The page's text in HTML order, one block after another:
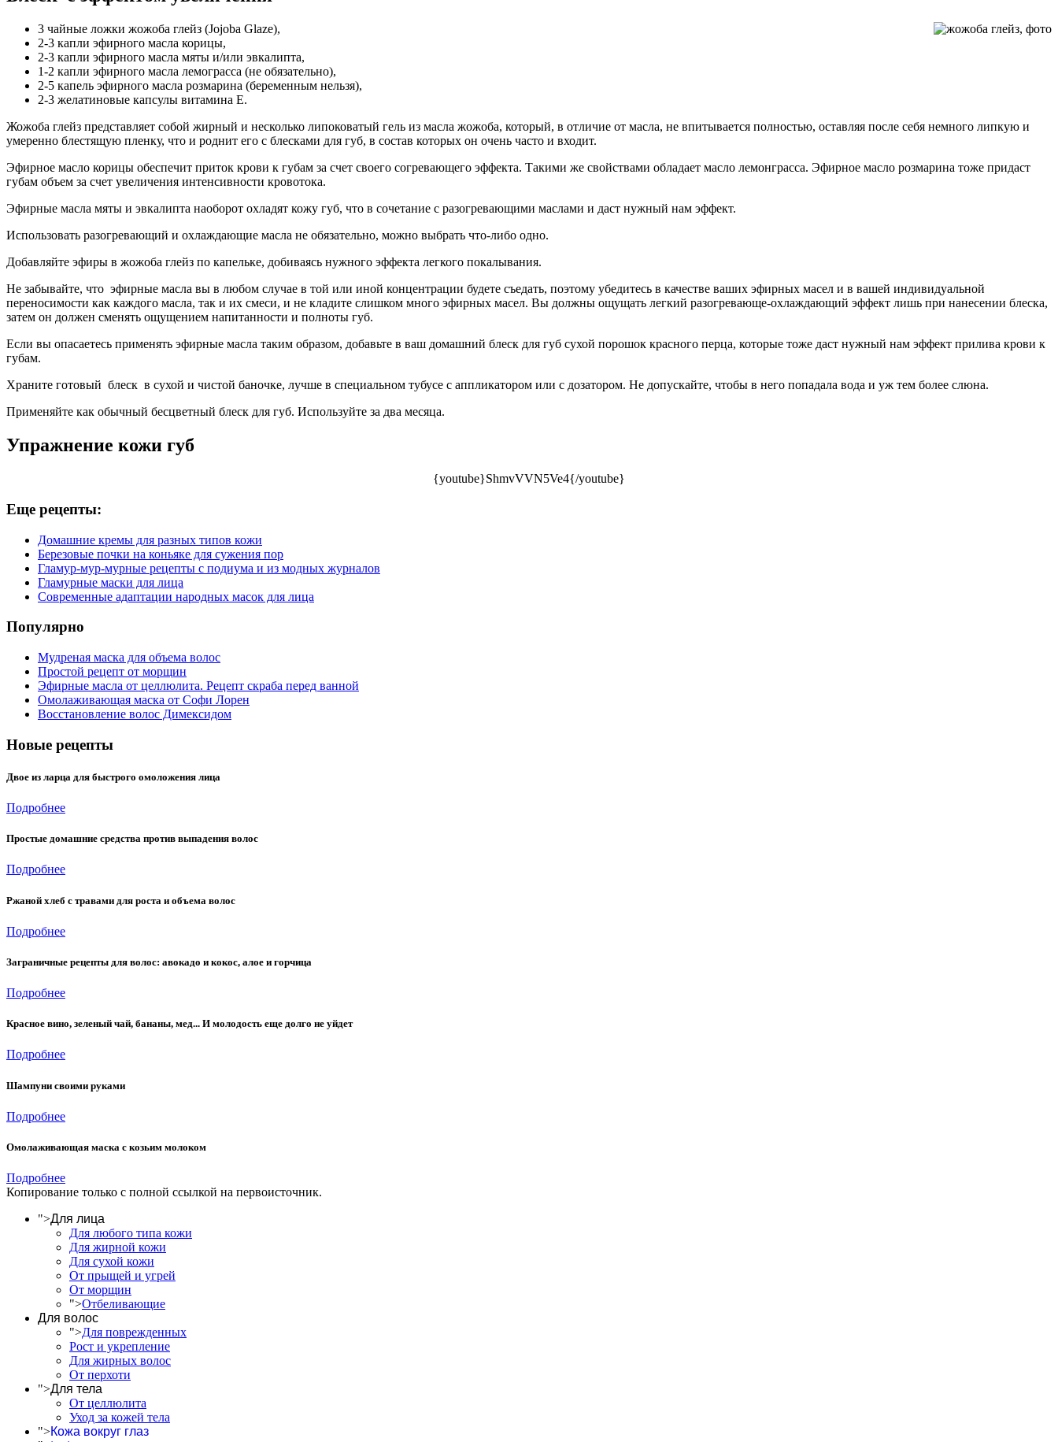
3 чайные ложки жожоба глейз (Jojoba Glaze),
2-3 капли эфирного масла корицы,
2-3 капли эфирного масла мяты и/или эвкалипта,
1-2 капли эфирного масла лемограсса (не обязательно),
2-5 капель эфирного масла розмарина (беременным нельзя),
2-3 желатиновые капсулы витамина Е.
Жожоба глейз представляет собой жирный и несколько липоковатый гель из масла жожоба, который, в отличие от масла, не впитывается полностью, оставляя после себя немного липкую и
умеренно блестящую пленку, что и роднит его с блесками для губ, в состав которых он очень часто и входит.
Эфирное масло корицы обеспечит приток крови к губам за счет своего согревающего эффекта. Такими же свойствами обладает масло лемонграсса. Эфирное масло розмарина тоже придаст
губам объем за счет увеличения интенсивности кровотока.
Эфирные масла мяты и эвкалипта наоборот охладят кожу губ, что в сочетание с разогревающими маслами и даст нужный нам эффект.
Использовать разогревающий и охлаждающие масла не обязательно, можно выбрать что-либо одно.
Добавляйте эфиры в жожоба глейз по капельке, добиваясь нужного эффекта легкого покалывания.
Не забывайте, что эфирные масла вы в любом случае в той или иной концентрации будете съедать, поэтому убедитесь в качестве ваших эфирных масел и в вашей индивидуальной
переносимости как каждого масла, так и их смеси, и не кладите слишком много эфирных масел. Вы должны ощущать легкий разогревающе-охлаждающий эффект лишь при нанесении блеска,
затем он должен сменять ощущением напитанности и полноты губ.
Если вы опасаетесь применять эфирные масла таким образом, добавьте в ваш домашний блеск для губ сухой порошок красного перца, которые тоже даст нужный нам эффект прилива крови к
губам.
Храните готовый блеск в сухой и чистой баночке, лучше в специальном тубусе с аппликатором или с дозатором. Не допускайте, чтобы в него попадала вода и уж тем более слюна.
Применяйте как обычный бесцветный блеск для губ. Используйте за два месяца.
Упражнение кожи губ
{youtube}ShmvVVN5Ve4{/youtube}
Еще рецепты:
Домашние кремы для разных типов кожи
Березовые почки на коньяке для сужения пор
Гламур-мур-мурные рецепты с подиума и из модных журналов
Гламурные маски для лица
Современные адаптации народных масок для лица
Популярно
Мудреная маска для объема волос
Простой рецепт от морщин
Эфирные масла от целлюлита. Рецепт скраба перед ванной
Омолаживающая маска от Софи Лорен
Восстановление волос Димексидом
Новые рецепты
Двое из ларца для быстрого омоложения лица
Подробнее
Простые домашние средства против выпадения волос
Подробнее
Ржаной хлеб с травами для роста и объема волос
Подробнее
Заграничные рецепты для волос: авокадо и кокос, алое и горчица
Подробнее
Красное вино, зеленый чай, бананы, мед... И молодость еще долго не уйдет
Подробнее
Шампуни своими руками
Подробнее
Омолаживающая маска с козьим молоком
Подробнее
Копирование только с полной ссылкой на первоисточник.
">Для лица
Для любого типа кожи
Для жирной кожи
Для сухой кожи
От прыщей и угрей
От морщин
">Отбеливающие
Для волос
">Для поврежденных
Рост и укрепление
Для жирных волос
От перхоти
">Для тела
От целлюлита
Уход за кожей тела
">Кожа вокруг глаз